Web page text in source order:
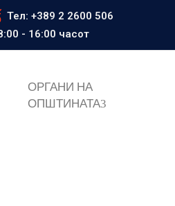
Тел: +389 2 2600 506
- 16:00 часот
ОРГАНИ НА
ОПШТИНАТА